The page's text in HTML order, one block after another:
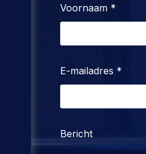
Voornaam *
E-mailadres *
Bericht